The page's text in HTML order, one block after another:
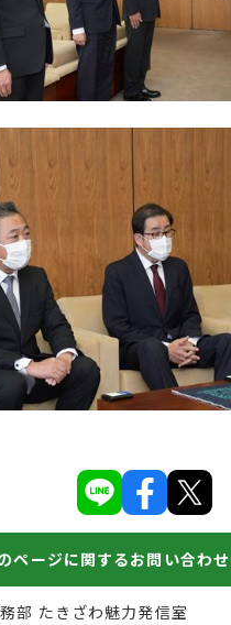
ページに関するお問い合わ
部 たきざわ魅力発信室